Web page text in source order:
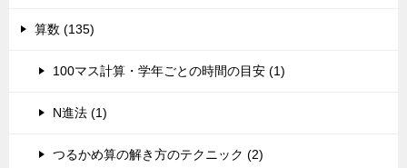
算数 (135)
100マス計算・学年ごとの時間の目安 (1)
N進法 (1)
つるかめ算の解き方のテクニック (2)